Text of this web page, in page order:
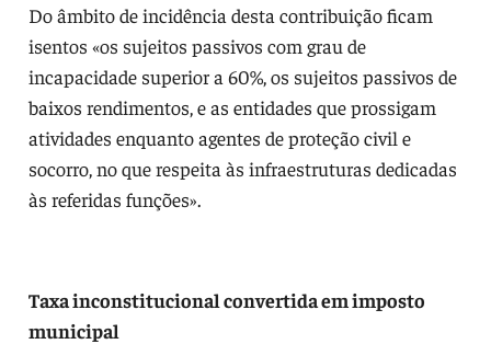
Do âmbito de incidência desta contribuição ficam
isentos «os sujeitos passivos com grau de
incapacidade superior a 60%, os sujeitos passivos de
baixos rendimentos, e as entidades que prossigam
atividades enquanto agentes de proteção civil e
socorro, no que respeita às infraestruturas dedicadas
às referidas funções».
Taxa inconstitucional convertida em imposto
municipal